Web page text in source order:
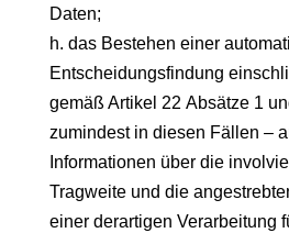
Daten;
h. das Bestehen einer
Entscheidungsfindung
gemäß Artikel 22 Absätze 1
zumindest in diesen Fällen –
Informationen über die
Tragweite und die
einer derartigen Verarbeitung